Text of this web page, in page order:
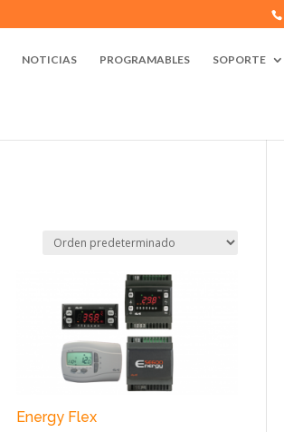
NOTICIAS PROGRAMABLES SOPORTE
Energy Flex